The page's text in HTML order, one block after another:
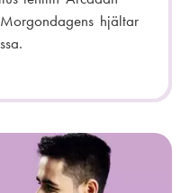
hjältar